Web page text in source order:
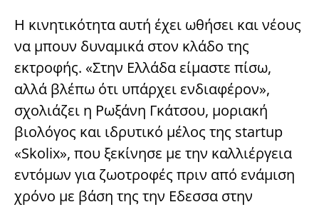
Η κινητικότητα αυτή έχει ωθήσει και νέους
να μπουν δυναμικά στον κλάδο της
εκτροφής. «Στην Ελλάδα είμαστε πίσω,
αλλά βλέπω ότι υπάρχει ενδιαφέρον»,
σχολιάζει η Ρωξάνη Γκάτσου, μοριακή
βιολόγος και ιδρυτικό μέλος της startup
«Skolix», που ξεκίνησε με την καλλιέργεια
εντόμων για ζωοτροφές πριν από ενάμιση
χρόνο με βάση της την Εδεσσα στην